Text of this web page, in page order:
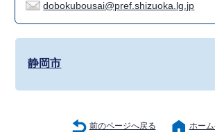
dobokubousai@pref.shizuoka.lg.jp
静岡市
前のページへ戻る ホー